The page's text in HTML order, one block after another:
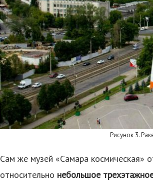
Рисунок 3.
Сам же музей «Самара космическая»
относительно небольшое